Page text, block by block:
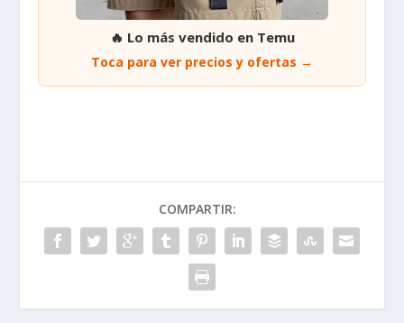
🔥 Lo más vendido en Temu
Toca para ver precios y ofertas →
COMPARTIR: